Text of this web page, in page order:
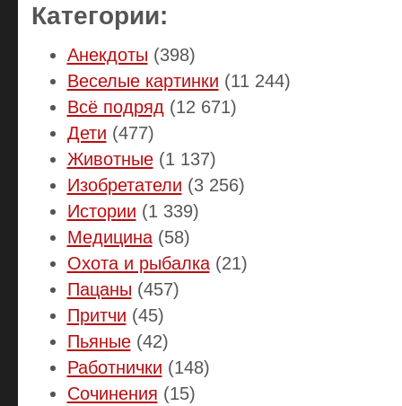
Категории:
Анекдоты (398)
Веселые картинки (11 244)
Всё подряд (12 671)
Дети (477)
Животные(1 137)
Изобретатели (3 256)
Истории (1 339)
Медицина(58)
Охота и рыбалка(21)
Пацаны (457)
Притчи (45)
Пьяные(42)
Работнички (148)
Сочинения (15)